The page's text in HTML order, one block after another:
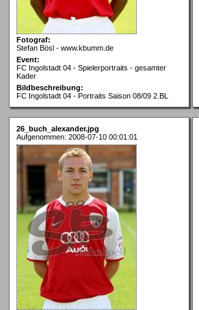
Fotograf:
Stefan Bösl - www.kbumm.de
Event:
FC Ingolstadt 04 - Spielerportraits - gesamter
Kader
Bildbeschreibung:
FC Ingolstadt 04 - Portraits Saison 08/09 2.BL
26_buch_alexander.jpg
Aufgenommen: 2008-07-10 00:01:01